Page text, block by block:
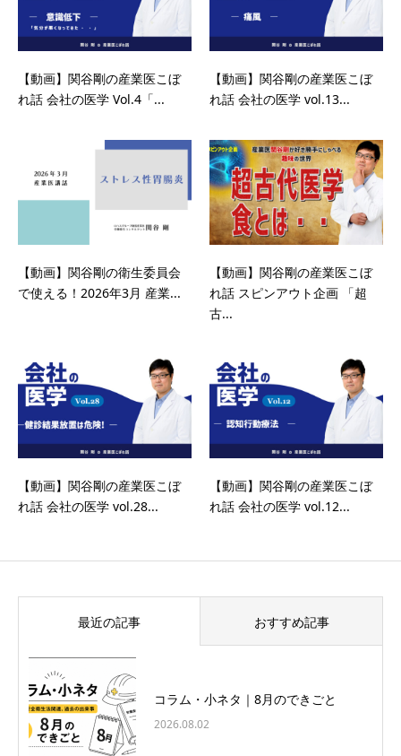
【動画】関谷剛の産業医こぼ
れ話 会社の医学 Vol.4「...
【動画】関谷剛の産業医こぼ
れ話 会社の医学 vol.13...
【動画】関谷剛の衛生委員会
で使える！2026年3月 産業...
【動画】関谷剛の産業医こぼ
れ話 スピンアウト企画 「超
古...
【動画】関谷剛の産業医こぼ
れ話 会社の医学 vol.28...
【動画】関谷剛の産業医こぼ
れ話 会社の医学 vol.12...
最近の記事 おすすめ記事
コラム・小ネタ｜8月のできごと
2026.08.02